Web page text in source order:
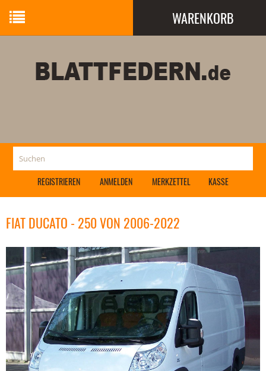
WARENKORB
REGISTRIEREN ANMELDEN MERKZETTEL KASSE
FIAT DUCATO - 250 VON 2006-2022